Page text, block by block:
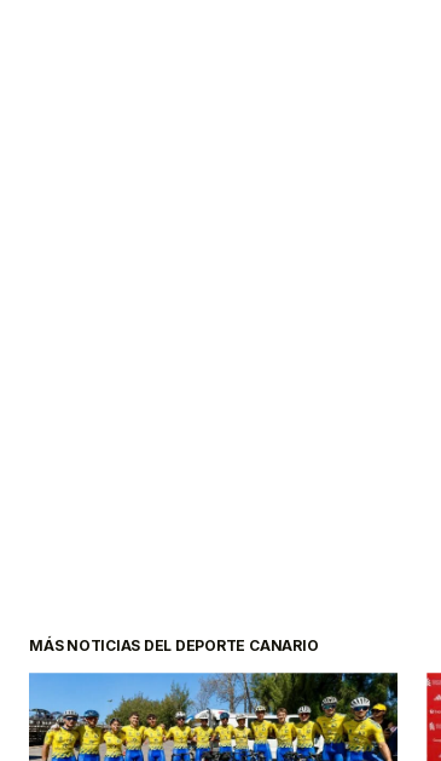
MÁS NOTICIAS DEL DEPORTE CANARIO